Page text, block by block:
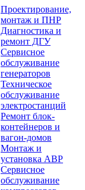
Проектирование,
монтаж и ПНР
Диагностика и
ремонт ДГУ
Сервисное
обслуживание
генераторов
Техническое
обслуживание
электростанций
Ремонт блок-
контейнеров и
вагон-домов
Монтаж и
установка АВР
Сервисное
обслуживание